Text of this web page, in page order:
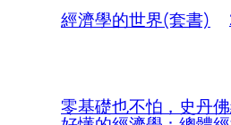
經濟學的世界(套書)
零基礎也不怕，史丹